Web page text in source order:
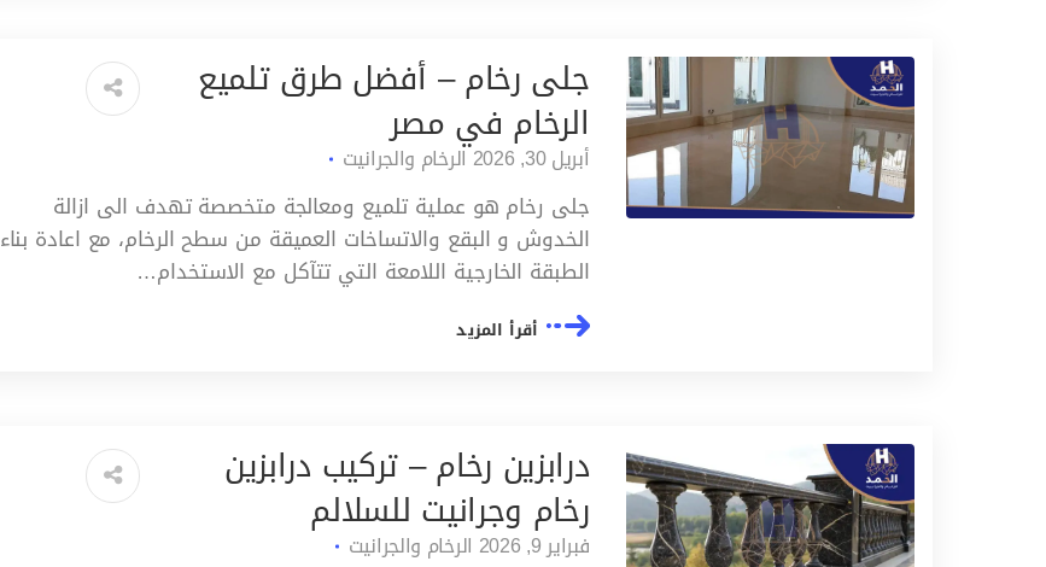
جلى رخام – أفضل طرق تلميع
الرخام في مصر
أبريل 30, 2026 الرخام والجرانيت
جلى رخام هو عملية تلميع ومعالجة متخصصة تهدف الى ازالة
الخدوش و البقع والاتساخات العميقة من سطح الرخام، مع اعادة بناء
الطبقة الخارجية اللامعة التي تتآكل مع الاستخدام…
أقرأ المزيد
درابزين رخام – تركيب درابزين
رخام وجرانيت للسلالم
فبراير 9, 2026 الرخام والجرانيت